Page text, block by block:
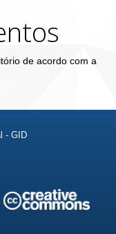
de acordo com a
- GID